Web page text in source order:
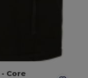
- Core